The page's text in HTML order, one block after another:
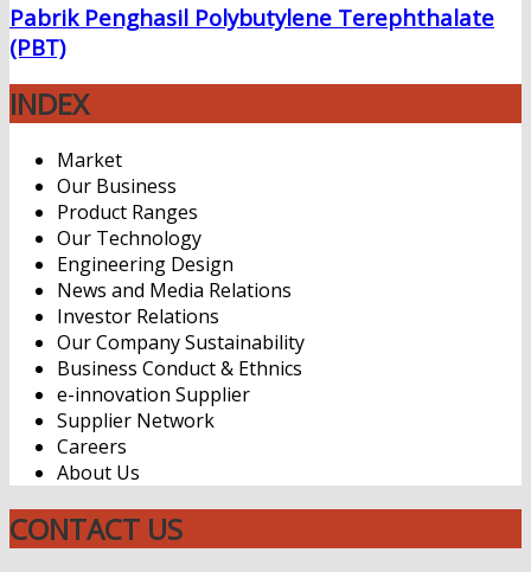
Pabrik Penghasil Polybutylene Terephthalate
(PBT)
INDEX
Market
Our Business
Product Ranges
Our Technology
Engineering Design
News and Media Relations
Investor Relations
Our Company Sustainability
Business Conduct & Ethnics
e-innovation Supplier
Supplier Network
Careers
About Us
CONTACT US